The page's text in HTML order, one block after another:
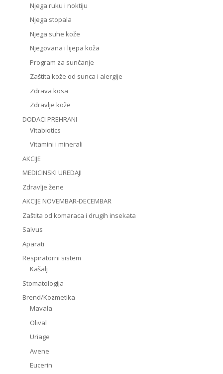
Njega ruku i noktiju
Njega stopala
Njega suhe kože
Njegovana i lijepa koža
Program za sunčanje
Zaštita kože od sunca i alergije
Zdrava kosa
Zdravlje kože
DODACI PREHRANI
Vitabiotics
Vitamini i minerali
AKCIJE
MEDICINSKI UREDAJI
Zdravlje žene
AKCIJE NOVEMBAR-DECEMBAR
Zaštita od komaraca i drugih insekata
Salvus
Aparati
Respiratorni sistem
Kašalj
Stomatologija
Brend/Kozmetika
Mavala
Olival
Uriage
Avene
Eucerin